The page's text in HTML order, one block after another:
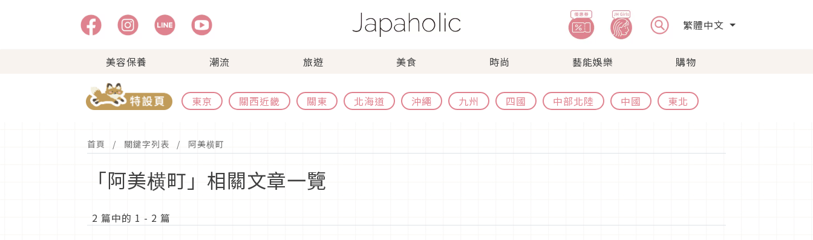
繁體中文
美容保養 潮流 旅遊 美食 時尚 藝能娛樂 購物
東京 關西近畿 關東 北海道 沖繩 九州 四國 中部北陸 中國 東北
首頁 關鍵字列表 阿美横町
「阿美横町」相關文章一覽
2 篇中的 1 - 2 篇